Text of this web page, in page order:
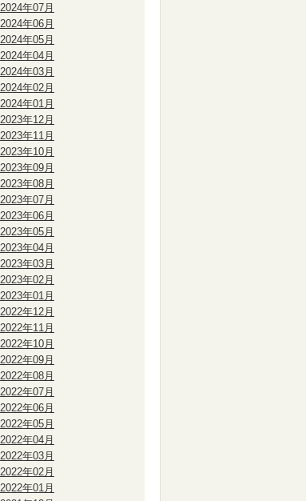
2024年07月
2024年06月
2024年05月
2024年04月
2024年03月
2024年02月
2024年01月
2023年12月
2023年11月
2023年10月
2023年09月
2023年08月
2023年07月
2023年06月
2023年05月
2023年04月
2023年03月
2023年02月
2023年01月
2022年12月
2022年11月
2022年10月
2022年09月
2022年08月
2022年07月
2022年06月
2022年05月
2022年04月
2022年03月
2022年02月
2022年01月